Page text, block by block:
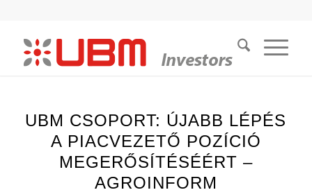
UBM CSOPORT: ÚJABB LÉPÉS
A PIACVEZETŐ POZÍCIÓ
MEGERŐSÍTÉSÉÉRT –
AGROINFORM